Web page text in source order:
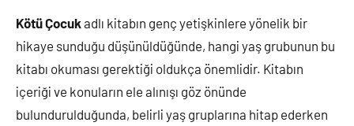
Kötü Çocukadlı kitabın genç yetişkinlere yönelik bir
hikaye sunduğu düşünüldüğünde, hangi yaş grubunun bu
kitabı okuması gerektiği oldukça önemlidir. Kitabın
içeriği ve konuların ele alınışı göz önünde
bulundurulduğunda, belirli yaş gruplarına hitap ederken